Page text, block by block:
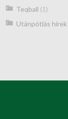
Teqball (1)
Utánpótlás hírek